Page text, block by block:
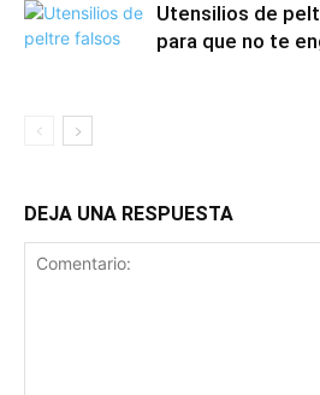
Utensilios de
para que no te
DEJA UNA RESPUESTA